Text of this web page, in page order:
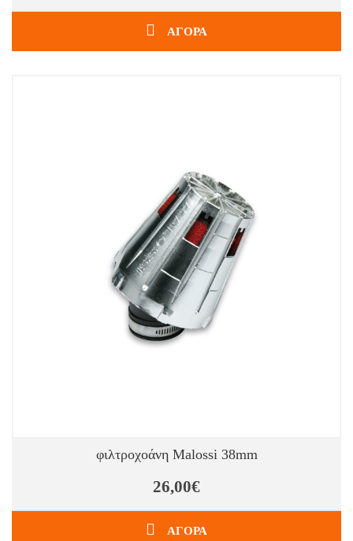
ΑΓΟΡΑ
φιλτροχοάνη Malossi 38mm
26,00€
ΑΓΟΡΑ